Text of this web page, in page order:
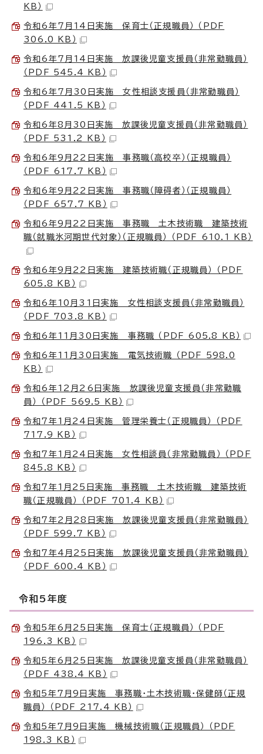
KB）
令和6年7月14日実施 保育士（正規職員） （PDF
306.0 KB）
令和6年7月14日実施 放課後児童支援員（非常勤職員）
（PDF 545.4 KB）
令和6年7月30日実施 女性相談支援員（非常勤職員）
（PDF 441.5 KB）
令和6年8月30日実施 放課後児童支援員（非常勤職員）
（PDF 531.2 KB）
令和6年9月22日実施 事務職（高校卒）（正規職員）
（PDF 617.7 KB）
令和6年9月22日実施 事務職（障碍者）（正規職員）
（PDF 657.7 KB）
令和6年9月22日実施 事務職 土木技術職 建築技術
職（就職氷河期世代対象）（正規職員） （PDF 610.1 KB）
令和6年9月22日実施 建築技術職（正規職員） （PDF
605.8 KB）
令和6年10月31日実施 女性相談支援員（非常勤職員）
（PDF 703.8 KB）
令和6年11月30日実施 事務職 （PDF 605.8 KB）
令和6年11月30日実施 電気技術職 （PDF 598.0
KB）
令和6年12月26日実施 放課後児童支援員（非常勤職
員） （PDF 569.5 KB）
令和7年1月24日実施 管理栄養士（正規職員） （PDF
717.9 KB）
令和7年1月24日実施 女性相談員（非常勤職員） （PDF
845.8 KB）
令和7年1月25日実施 事務職 土木技術職 建築技術
職（正規職員） （PDF 701.4 KB）
令和7年2月28日実施 放課後児童支援員（非常勤職員）
（PDF 599.7 KB）
令和7年4月25日実施 放課後児童支援員（非常勤職員）
（PDF 600.4 KB）
令和5年度
令和5年6月25日実施 保育士（正規職員） （PDF
196.3 KB）
令和5年6月25日実施 放課後児童支援員（非常勤職員）
（PDF 438.4 KB）
令和5年7月9日実施 事務職・土木技術職・保健師（正規
職員） （PDF 217.4 KB）
令和5年7月9日実施 機械技術職（正規職員） （PDF
198.3 KB）